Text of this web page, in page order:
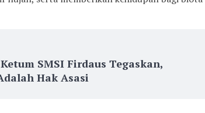
SMSI Firdaus Tegaskan,
Hak Asasi